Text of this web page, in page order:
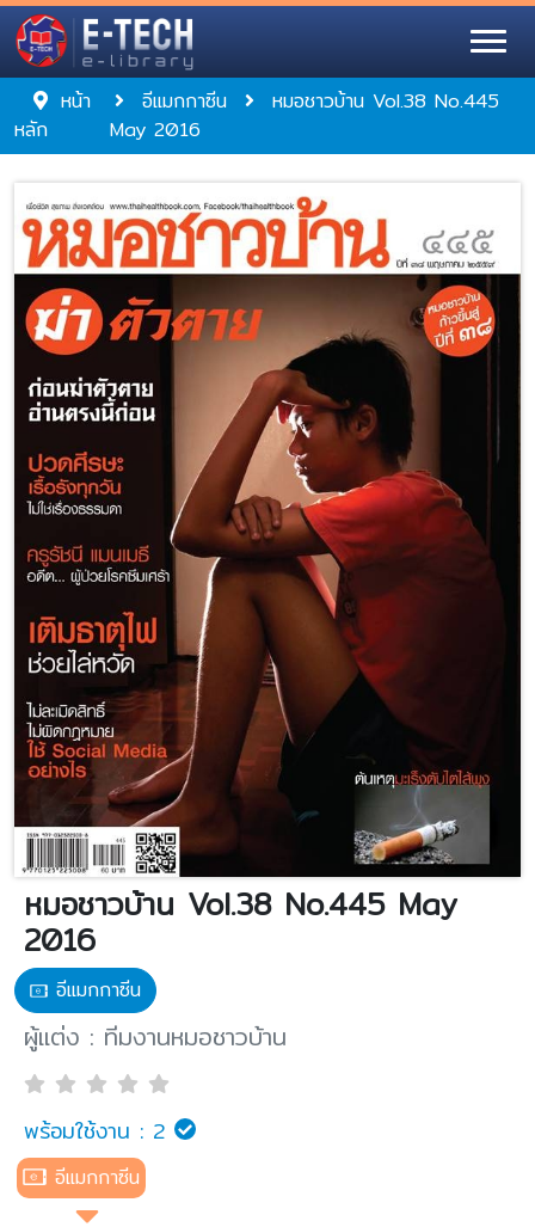
หน้า
หลัก
อีแมกกาซีน
หมอชาวบ้าน Vol.38 No.445
May 2016
หมอชาวบ้าน Vol.38 No.445 May
2016
อีแมกกาซีน
ผู้แต่ง : ทีมงานหมอชาวบ้าน
พร้อมใช้งาน : 2
อีแมกกาซีน